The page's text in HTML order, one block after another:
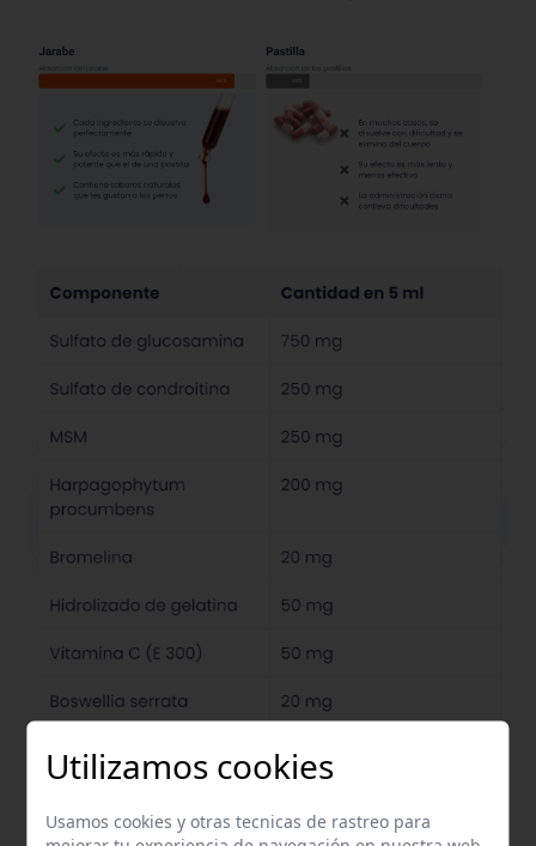
Utilizamos cookies
Usamos cookies y otras tecnicas de rastreo para